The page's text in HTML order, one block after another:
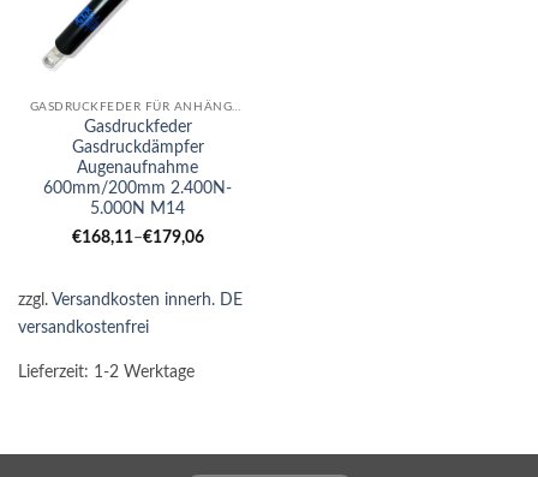
GASDRUCKFEDER FÜR ANHÄNGER
Gasdruckfeder
Gasdruckdämpfer
Augenaufnahme
600mm/200mm 2.400N-
5.000N M14
€168,11–€179,06
zzgl. Versandkosten innerh. DE
versandkostenfrei
Lieferzeit: 1-2 Werktage